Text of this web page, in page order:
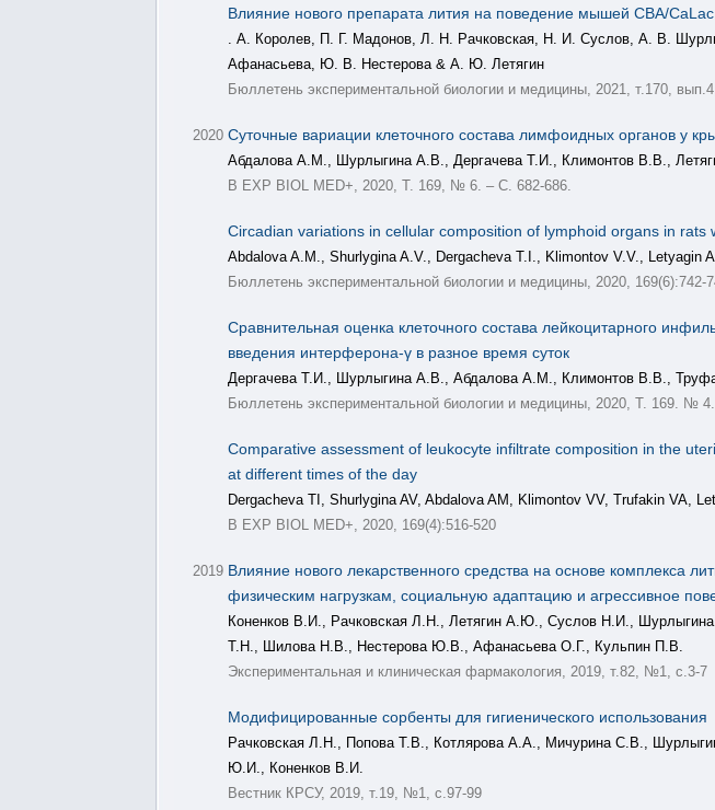
Влияние нового препарата лития на поведение мышей CBA/
. А. Королев, П. Г. Мадонов, Л. Н. Рачковская, Н. И. Суслов, А. В.
Афанасьева, Ю. В. Нестерова & А. Ю. Летягин
Бюллетень экспериментальной биологии и медицины, 2021, т.170,
2020 Суточные вариации клеточного состава лимфоидных органов у
Абдалова А.М., Шурлыгина А.В., Дергачева Т.И., Климонтов В.В.,
B EXP BIOL MED+, 2020, Т. 169, № 6. – С. 682-686.
Circadian variations in cellular composition of lymphoid organs in
Abdalova A.M., Shurlygina A.V., Dergacheva T.I., Klimontov V.V., Letyagin
Бюллетень экспериментальной биологии и медицины, 2020, 169(6):742-
Сравнительная оценка клеточного состава лейкоцитарного
введения интерферона-γ в разное время суток
Дергачева Т.И., Шурлыгина А.В., Абдалова А.М., Климонтов В.В.,
Бюллетень экспериментальной биологии и медицины, 2020, Т. 169. №
Comparative assessment of leukocyte infiltrate composition in the
at different times of the day
Dergacheva TI, Shurlygina AV, Abdalova AM, Klimontov VV, Trufakin VA,
B EXP BIOL MED+, 2020, 169(4):516-520
2019 Влияние нового лекарственного средства на основе комплекса
физическим нагрузкам, социальную адаптацию и агрессивное
Коненков В.И., Рачковская Л.Н., Летягин А.Ю., Суслов Н.И.,
Т.Н., Шилова Н.В., Нестерова Ю.В., Афанасьева О.Г., Кульпин П.В.
Экспериментальная и клиническая фармакология, 2019, т.82, №1, с.3-7
Модифицированные сорбенты для гигиенического использования
Рачковская Л.Н., Попова Т.В., Котлярова А.А., Мичурина С.В.,
Ю.И., Коненков В.И.
Вестник КРСУ, 2019, т.19, №1, с.97-99